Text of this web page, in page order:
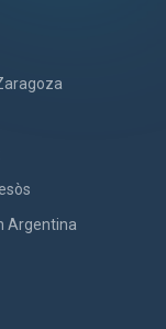
Argentina